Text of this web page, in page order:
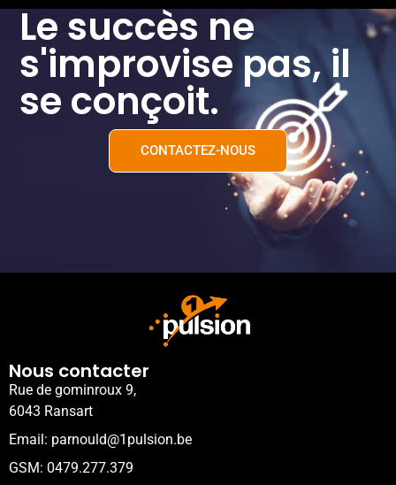
Le succès ne
s'improvise pas, il
se conçoit.
CONTACTEZ-NOUS
Nous contacter
Rue de gominroux 9,
6043 Ransart
Email: parnould@1pulsion.be
GSM: 0479.277.379